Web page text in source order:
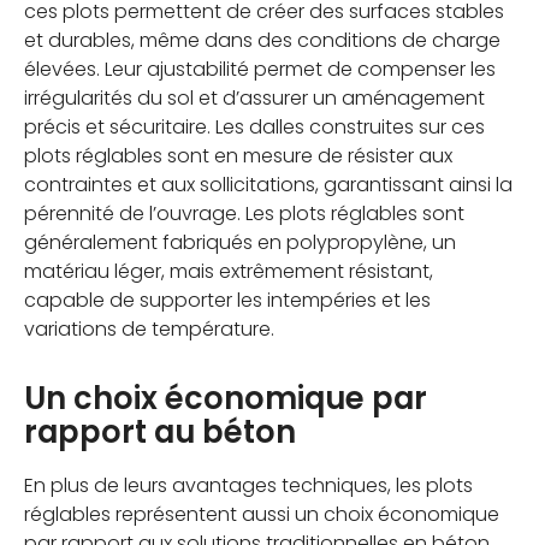
ces plots permettent de créer des surfaces stables
et durables, même dans des conditions de charge
élevées. Leur ajustabilité permet de compenser les
irrégularités du sol et d’assurer un aménagement
précis et sécuritaire. Les dalles construites sur ces
plots réglables sont en mesure de résister aux
contraintes et aux sollicitations, garantissant ainsi la
pérennité de l’ouvrage. Les plots réglables sont
généralement fabriqués en polypropylène, un
matériau léger, mais extrêmement résistant,
capable de supporter les intempéries et les
variations de température.
Un choix économique par
rapport au béton
En plus de leurs avantages techniques, les plots
réglables représentent aussi un choix économique